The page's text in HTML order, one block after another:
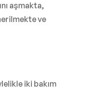
aşmakta,
ve
iki bakım